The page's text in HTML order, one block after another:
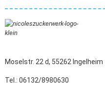
Moselstr. 22 d, 55262 Ingelheim
Tel.: 06132/8980630